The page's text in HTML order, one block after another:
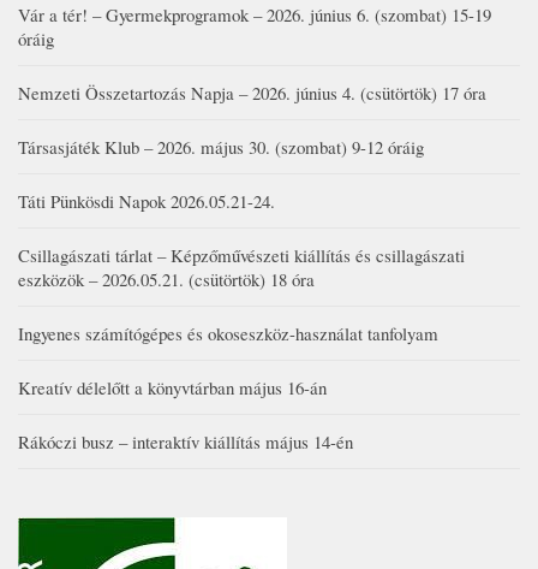
Vár a tér! – Gyermekprogramok – 2026. június 6. (szombat) 15-19
óráig
Nemzeti Összetartozás Napja – 2026. június 4. (csütörtök) 17 óra
Társasjáték Klub – 2026. május 30. (szombat) 9-12 óráig
Táti Pünkösdi Napok 2026.05.21-24.
Csillagászati tárlat – Képzőművészeti kiállítás és csillagászati
eszközök – 2026.05.21. (csütörtök) 18 óra
Ingyenes számítógépes és okoseszköz-használat tanfolyam
Kreatív délelőtt a könyvtárban május 16-án
Rákóczi busz – interaktív kiállítás május 14-én